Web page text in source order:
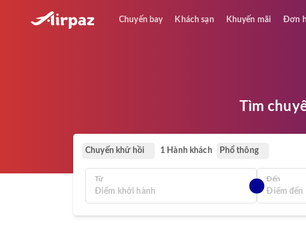
Chuyến bay Khách sạn Khuyến mãi Đơn
Tìm
Chuyến khứ hồi 1 Hành khách Phổ thông
Từ Đến